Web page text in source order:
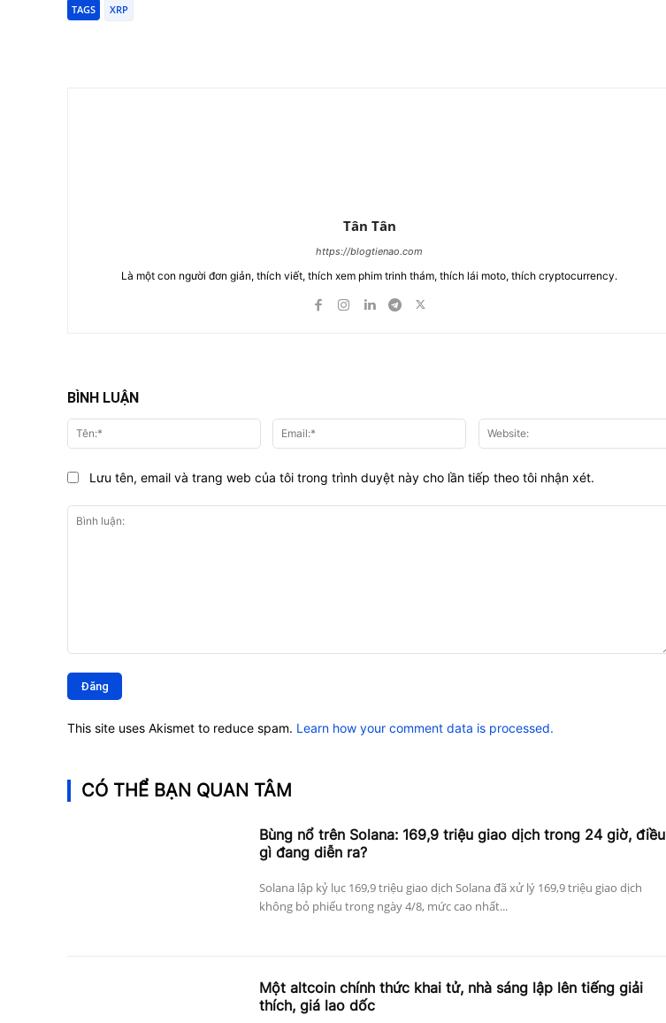
TAGS XRP
Tân Tân
https://blogtienao.com
Là một con người đơn giản, thích viết, thích xem phim trinh thám, thích lái moto, thích cryptocurrency.
BÌNH LUẬN
luận:
Tên:* Email:*
Lưu tên, email và trang web của tôi trong trình duyệt này cho lần tiếp theo tôi nhận xét.
This site uses Akismet to reduce spam. Learn how your comment data is processed.
CÓ THỂ BẠN QUAN TÂM
Bùng nổ trên Solana: 169,9 triệu giao dịch trong 24 giờ, điều
gì đang diễn ra?
Solana lập kỷ lục 169,9 triệu giao dịch Solana đã xử lý 169,9 triệu giao dịch
không bỏ phiếu trong ngày 4/8, mức cao nhất...
Một altcoin chính thức khai tử, nhà sáng lập lên tiếng giải
thích, giá lao dốc